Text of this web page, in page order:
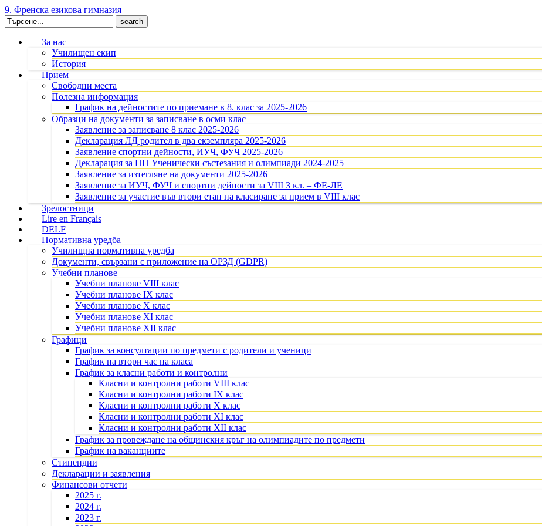
9. Френска езикова гимназия
Search
for:
За нас
Училищен екип
История
Прием
Свободни места
Полезна информация
График на дейностите по приемане в 8. клас за 2025-2026
Образци на документи за записване в осми клас
Заявление за записване 8 клас 2025-2026
Декларация ЛД родител в два екземпляра 2025-2026
Заявление спортни дейности, ИУЧ, ФУЧ 2025-2026
Декларация за НП Ученически състезания и олимпиади 2024-2025
Заявление за изтегляне на документи 2025-2026
Заявление за ИУЧ, ФУЧ и спортни дейности за VIII З кл. – ФЕ-ЛЕ
Заявление за участие във втори етап на класиране за прием в VIII клас
Зрелостници
Lire en Français
DELF
Нормативна уредба
Училищна нормативна уредба
Документи, свързани с приложение на ОРЗД (GDPR)
Учебни планове
Учебни планове VIII клас
Учебни планове IX клас
Учебни планове X клас
Учебни планове XI клас
Учебни планове XII клас
Графици
График за консултации по предмети с родители и ученици
График на втори час на класа
График за класни работи и контролни
Класни и контролни работи VIII клас
Класни и контролни работи IX клас
Класни и контролни работи X клас
Класни и контролни работи XI клас
Класни и контролни работи XII клас
График за провеждане на общинския кръг на олимпиадите по предмети
График на ваканциите
Стипендии
Декларации и заявления
Финансови отчети
2025 г.
2024 г.
2023 г.